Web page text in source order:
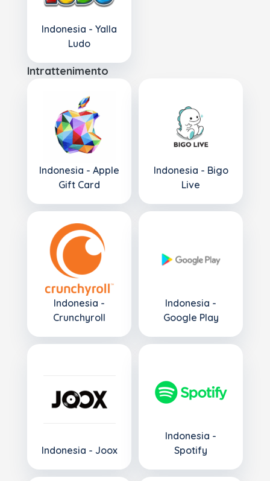
Indonesia - Yalla
Ludo
Intrattenimento
Indonesia - Apple
Gift Card
Indonesia - Bigo
Live
Indonesia -
Crunchyroll
Indonesia -
Google Play
Indonesia - Joox
Indonesia -
Spotify